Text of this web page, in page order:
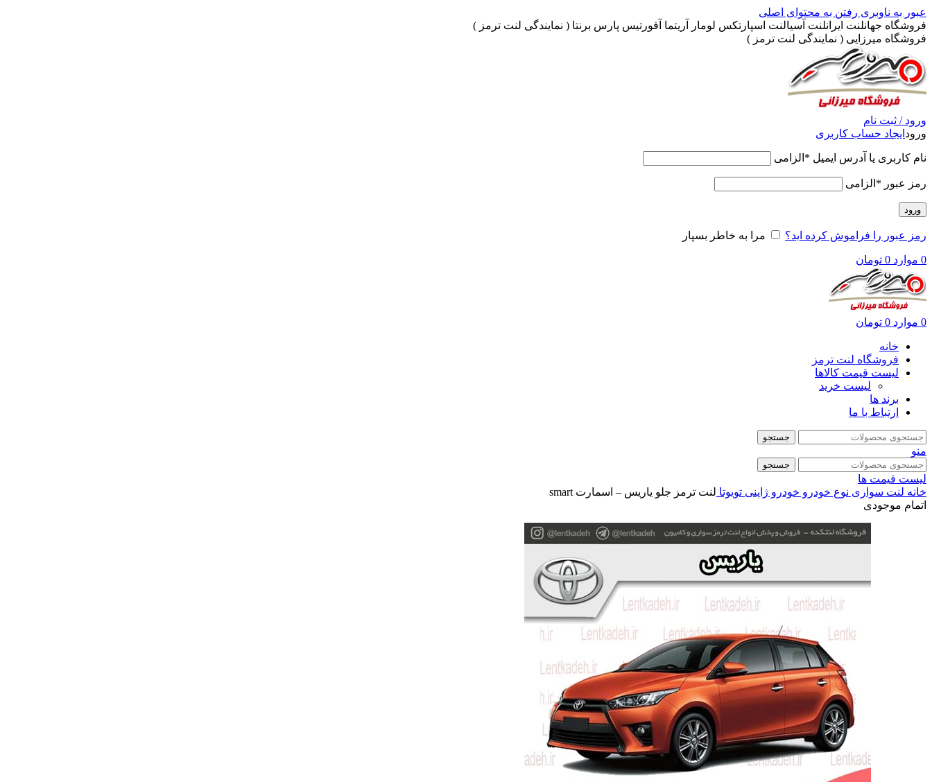
عبور به ناوبری رفتن به محتوای اصلی
فروشگاه جهانلنت ایرانلنت آسیالنت اسپارتکس لومار آریتما آفورتیس پارس برنتا ( نمایندگی لنت ترمز )
فروشگاه میرزایی ( نمایندگی لنت ترمز )
ورود / ثبت نام
ورود ایجاد حساب کاربری
نام کاربری یا آدرس ایمیل * الزامی
رمز عبور * الزامی
ورود
رمز عبور را فراموش کرده اید؟ مرا به خاطر بسپار
0 موارد 0 تومان
0 موارد 0 تومان
خانه
فروشگاه لنت ترمز
لیست قیمت کالاها
لیست خرید
برند ها
ارتباط با ما
جستجو
منو
جستجو
لیست قیمت ها
خانه لنت سواری نوع خودرو خودرو ژاپنی تویوتا لنت ترمز جلو یاریس – اسمارت smart
اتمام موجودی